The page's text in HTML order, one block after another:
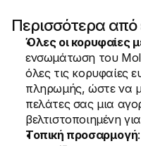
Περισσότερα
Όλες οι κορυφαίες
ενσωμάτωση του
όλες τις κορυφαίες
πληρωμής, ώστε να
πελάτες σας μια
βελτιστοποιημένη
Τοπική προσαρμογή